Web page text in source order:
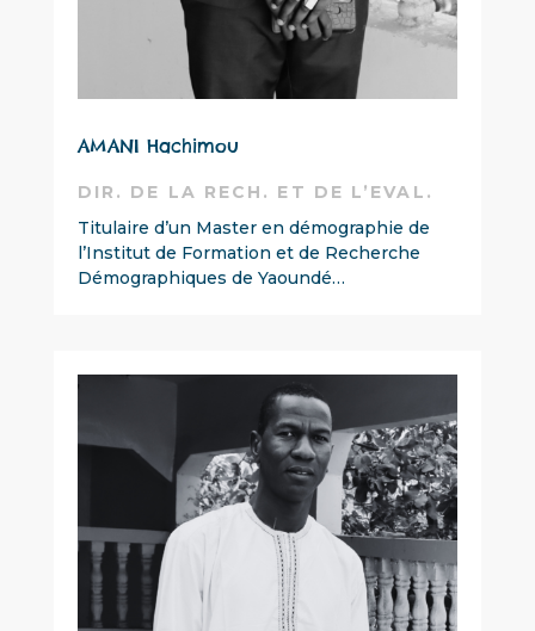
AMANI Hachimou
DIR. DE LA RECH. ET DE L’EVAL.
Titulaire d’un Master en démographie de
l’Institut de Formation et de Recherche
Démographiques de Yaoundé…